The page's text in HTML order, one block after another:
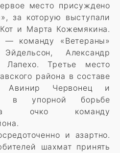
место присуждено
за которую выступали
и Марта Кожемякина.
— команду «Ветераны»
Александр
Третье место
района в составе
Авинир Червонец и
в упорной борьбе
очко команду
и азартно.
шахмат принять